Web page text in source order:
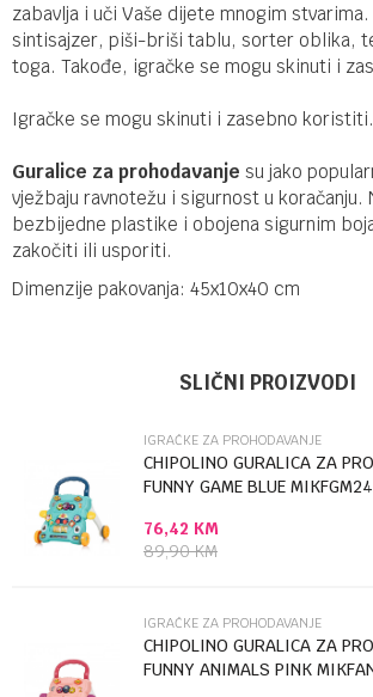
zabavlja i uči Vaše dijete mnogim
sintisajzer, piši-briši tablu, sorter oblika,
toga. Takođe, igračke se mogu skinuti i
Igračke se mogu skinuti i zasebno koristiti.
Guralice za prohodavanje su jako
vježbaju ravnotežu i sigurnost u koračanju.
bezbijedne plastike i obojena sigurnim
zakočiti ili usporiti.
Dimenzije pakovanja: 45x10x40 cm
Igračke za
Poruka
SLIČNI PROIZVODI
IGRAČKE ZA PROHODAVANJE
CHIPOLINO GURALICA ZA
FUNNY GAME BLUE
76,42 KM
89,90KM
IGRAČKE ZA PROHODAVANJE
CHIPOLINO GURALICA ZA
FUNNY ANIMALS PINK